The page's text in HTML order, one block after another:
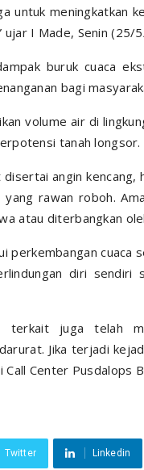
untuk meningkatkan
ujar I Made, Senin (25/
buruk cuaca
bagi
volume air di
tanah longsor.
angin
rawan roboh.
atau diterbangkan
perkembangan cuaca
diri
terkait juga telah
Jika terjadi
Call Center Pusdalops
Twitter Linkedin